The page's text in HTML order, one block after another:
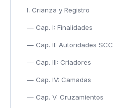
I. Crianza y Registro
— Cap. I: Finalidades
— Cap. II: Autoridades SCC
— Cap. III: Criadores
— Cap. IV: Camadas
— Cap. V: Cruzamientos